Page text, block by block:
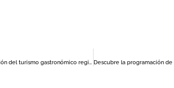
El CCT ‘le da un impulso’ a la promoción del turismo gastronómico regional con una intensa agenda hasta final de año